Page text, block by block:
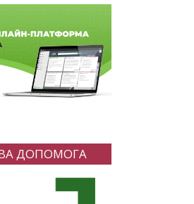
ДОПОМОГА